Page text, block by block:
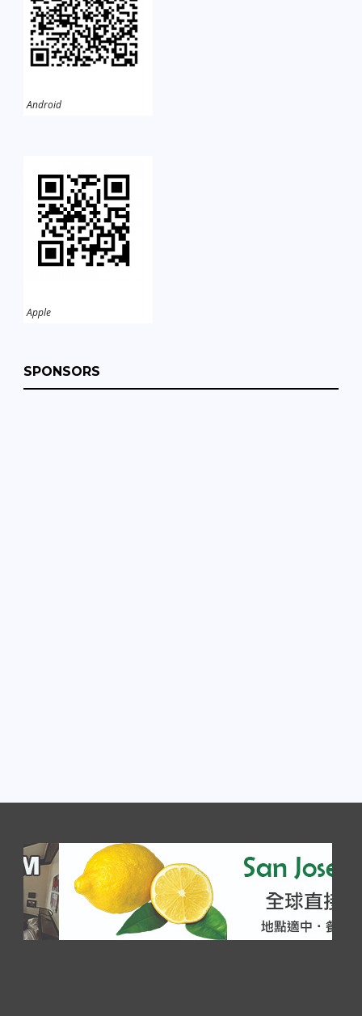
Android
Apple
SPONSORS